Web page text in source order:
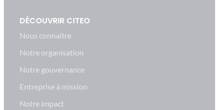
DÉCOUVRIR CITEO
Nous connaitre
Notre organisation
Notre gouvernance
Entreprise à mission
Notre impact